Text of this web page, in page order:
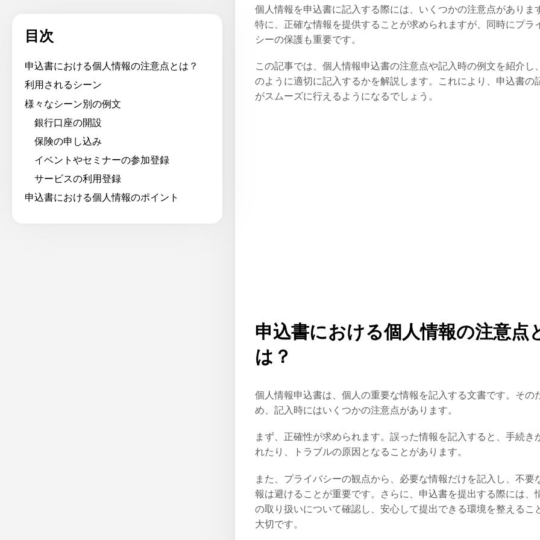
目次
申込書における個人情報の注意点とは？
利用されるシーン
様々なシーン別の例文
銀行口座の開設
保険の申し込み
イベントやセミナーの参加登録
サービスの利用登録
申込書における個人情報のポイント
個人情報を申込書に記入する際には、いくつかの注意点がありま
特に、正確な情報を提供することが求められますが、同時にプラ
シーの保護も重要です。
この記事では、個人情報申込書の注意点や記入時の例文を紹介し
のように適切に記入するかを解説します。これにより、申込書の
がスムーズに行えるようになるでしょう。
申込書における個人情報の注意点
は？
個人情報申込書は、個人の重要な情報を記入する文書です。その
め、記入時にはいくつかの注意点があります。
まず、正確性が求められます。誤った情報を記入すると、手続き
れたり、トラブルの原因となることがあります。
また、プライバシーの観点から、必要な情報だけを記入し、不要
報は避けることが重要です。さらに、申込書を提出する際には、
の取り扱いについて確認し、安心して提出できる環境を整えるこ
大切です。